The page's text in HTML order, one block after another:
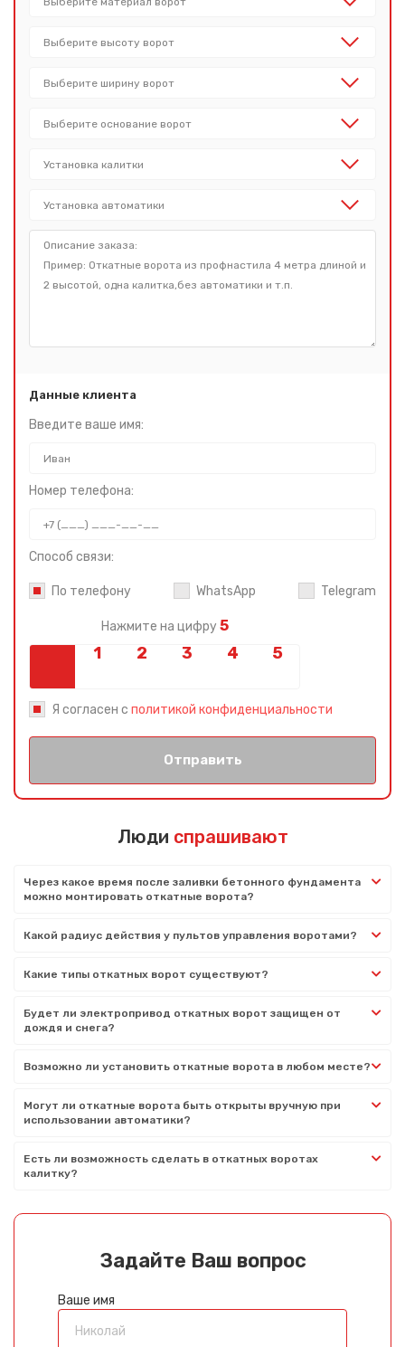
Данные клиента
Введите ваше имя:
Номер телефона:
Способ связи:
По телефону WhatsApp Telegram
Нажмите на цифру 5
Я согласен с политикой конфиденциальности
Отправить
Люди спрашивают
Через какое время после заливки бетонного фундамента
можно монтировать откатные ворота?
Какой радиус действия у пультов управления воротами?
Какие типы откатных ворот существуют?
Будет ли электропривод откатных ворот защищен от
дождя и снега?
Возможно ли установить откатные ворота в любом месте?
Могут ли откатные ворота быть открыты вручную при
использовании автоматики?
Есть ли возможность сделать в откатных воротах
калитку?
Задайте Ваш вопрос
Ваше имя